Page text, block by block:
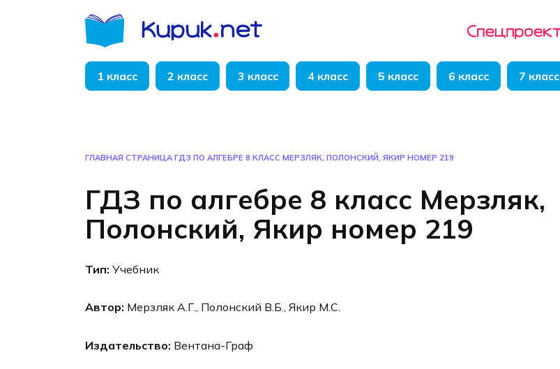
1 класс 2 класс 3 класс 4 класс 5 класс 6 класс 7 класс
ГЛАВНАЯ СТРАНИЦА ГДЗ ПО АЛГЕБРЕ 8 КЛАСС МЕРЗЛЯК, ПОЛОНСКИЙ, ЯКИР НОМЕР 219
ГДЗ по алгебре 8 класс Мерзляк,
Полонский, Якир номер 219
Тип: Учебник
Автор: Мерзляк А.Г., Полонский В.Б., Якир М.С.
Издательство: Вентана-Граф